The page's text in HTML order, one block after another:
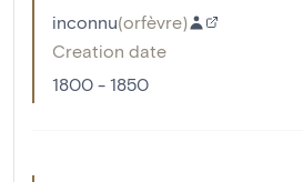
inconnu(orfèvre)
Creation date
1800 - 1850